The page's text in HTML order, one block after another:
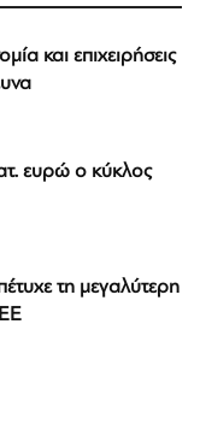
και επιχειρήσεις
ευρώ ο κύκλος
τη μεγαλύτερη